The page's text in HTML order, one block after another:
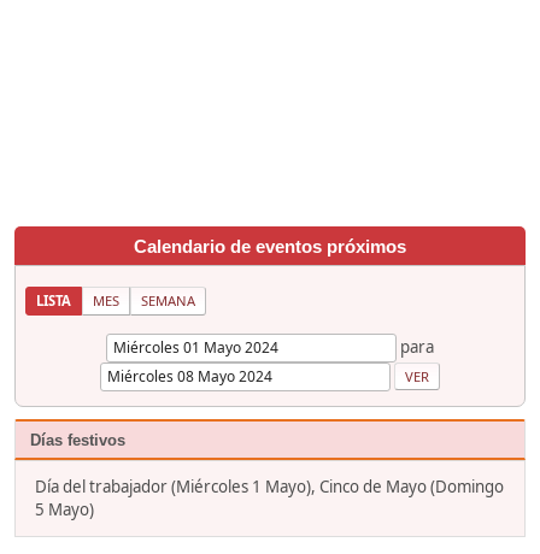
Calendario de eventos próximos
LISTA MES SEMANA
para
Días festivos
Día del trabajador (Miércoles 1 Mayo), Cinco de Mayo (Domingo
5 Mayo)